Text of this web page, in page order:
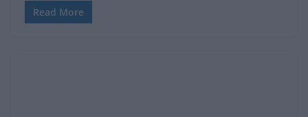
Read More